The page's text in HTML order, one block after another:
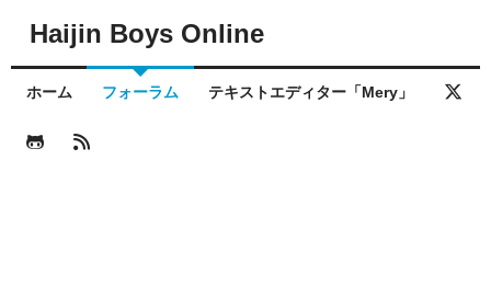
Haijin Boys Online
ホーム フォーラム テキストエディター「Mery」